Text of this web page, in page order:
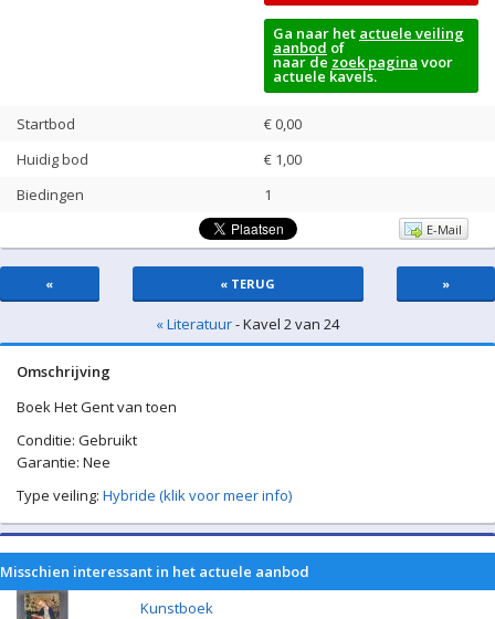
Ga naar het actuele veiling
aanbod of
naar de zoek pagina voor
actuele kavels.
Startbod
€ 0,00
Huidig bod
€ 1,00
Biedingen
1
E-Mail
« « TERUG »
« Literatuur- Kavel 2 van 24
Omschrijving
Boek Het Gent van toen
Conditie: Gebruikt
Garantie: Nee
Type veiling: Hybride (klik voor meer info)
Misschien interessant in het actuele aanbod
Kunstboek